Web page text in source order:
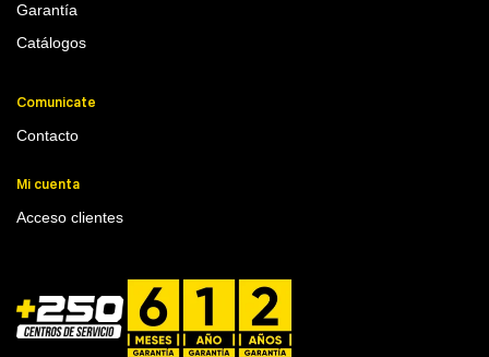
Garantía
Catálogos
Comunicate
Contacto
Mi cuenta
Acceso clientes